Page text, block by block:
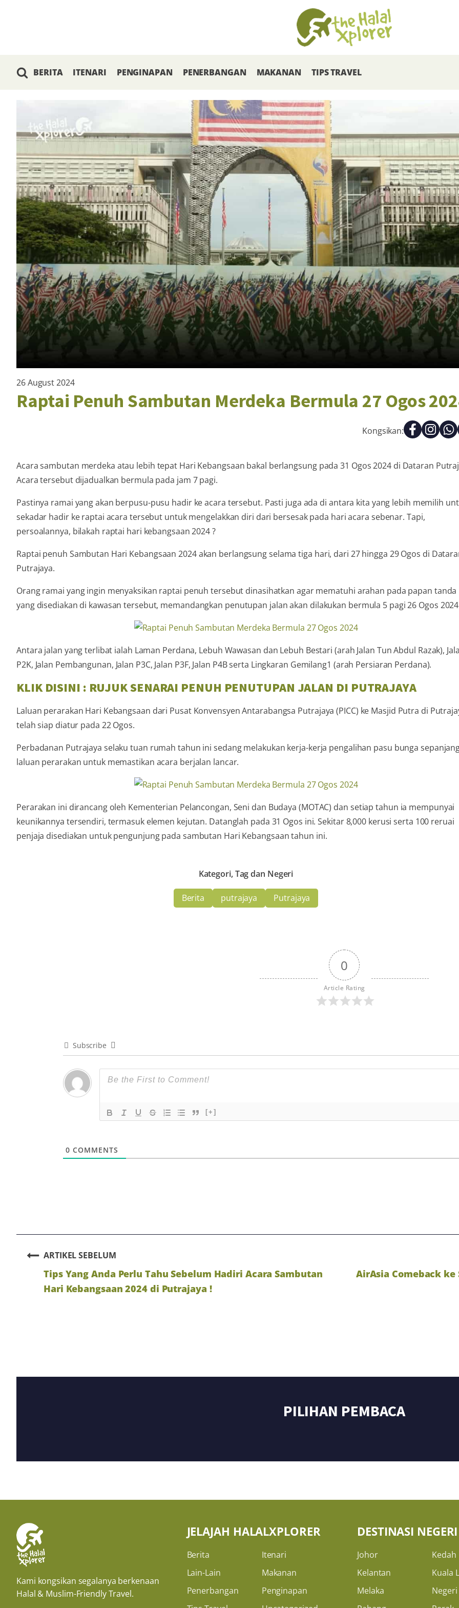
BERITA ITENARI PENGINAPAN PENERBANGAN MAKANAN TIPS TRAVEL
26 August 2024
Raptai Penuh Sambutan Merdeka Bermula 27 Ogos
Kongsikan:
Acara sambutan merdeka atau lebih tepat Hari Kebangsaan bakal berlangsung pada 31 Ogos 2024 di Dataran
Acara tersebut dijadualkan bermula pada jam 7 pagi.
Pastinya ramai yang akan berpusu-pusu hadir ke acara tersebut. Pasti juga ada di antara kita yang lebih memilih
sekadar hadir ke raptai acara tersebut untuk mengelakkan diri dari bersesak pada hari acara sebenar. Tapi,
persoalannya, bilakah raptai hari kebangsaan 2024 ?
Raptai penuh Sambutan Hari Kebangsaan 2024 akan berlangsung selama tiga hari, dari 27 hingga 29 Ogos di
Putrajaya.
Orang ramai yang ingin menyaksikan raptai penuh tersebut dinasihatkan agar mematuhi arahan pada papan tanda
yang disediakan di kawasan tersebut, memandangkan penutupan jalan akan dilakukan bermula 5 pagi 26 Ogos
Antara jalan yang terlibat ialah Laman Perdana, Lebuh Wawasan dan Lebuh Bestari (arah Jalan Tun Abdul Razak),
P2K, Jalan Pembangunan, Jalan P3C, Jalan P3F, Jalan P4B serta Lingkaran Gemilang1 (arah Persiaran Perdana).
KLIK DISINI : RUJUK SENARAI PENUH PENUTUPAN JALAN DI PUTRAJAYA
Laluan perarakan Hari Kebangsaan dari Pusat Konvensyen Antarabangsa Putrajaya (PICC) ke Masjid Putra di
telah siap diatur pada 22 Ogos.
Perbadanan Putrajaya selaku tuan rumah tahun ini sedang melakukan kerja-kerja pengalihan pasu bunga
laluan perarakan untuk memastikan acara berjalan lancar.
Perarakan ini dirancang oleh Kementerian Pelancongan, Seni dan Budaya (MOTAC) dan setiap tahun ia mempunyai
keunikannya tersendiri, termasuk elemen kejutan. Datanglah pada 31 Ogos ini. Sekitar 8,000 kerusi serta 100 reruai
penjaja disediakan untuk pengunjung pada sambutan Hari Kebangsaan tahun ini.
Kategori, Tag dan Negeri
Berita putrajaya Putrajaya
0
Article Rating
Subscribe
[+]
0 COMMENTS
ARTIKEL SEBELUM
Tips Yang Anda Perlu Tahu Sebelum Hadiri Acara Sambutan
Hari Kebangsaan 2024 di Putrajaya !
AirAsia Comeback ke
PILIHAN PEMBACA
Kami kongsikan segalanya berkenaan
Halal & Muslim-Friendly Travel.
JELAJAH HALALXPLORER
Berita
Itenari
Lain-Lain
Makanan
Penerbangan
Penginapan
DESTINASI NEGERI
Johor
Kedah
Kelantan
Kuala
Melaka